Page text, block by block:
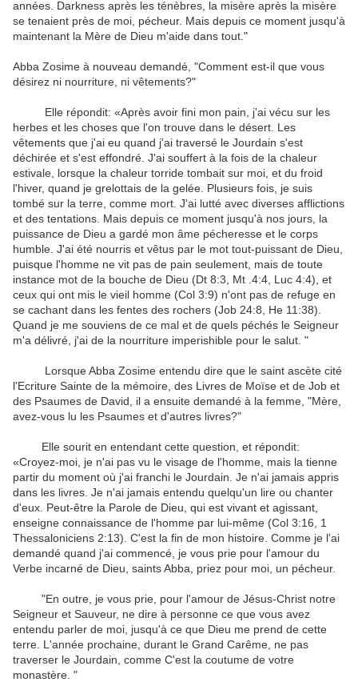
années. Darkness après les ténèbres, la misère après la misère
se tenaient près de moi, pécheur. Mais depuis ce moment jusqu'à
maintenant la Mère de Dieu m'aide dans tout."
Abba Zosime à nouveau demandé, "Comment est-il que vous
désirez ni nourriture, ni vêtements?"
Elle répondit: «Après avoir fini mon pain, j'ai vécu sur les
herbes et les choses que l'on trouve dans le désert. Les
vêtements que j'ai eu quand j'ai traversé le Jourdain s'est
déchirée et s'est effondré. J'ai souffert à la fois de la chaleur
estivale, lorsque la chaleur torride tombait sur moi, et du froid
l'hiver, quand je grelottais de la gelée. Plusieurs fois, je suis
tombé sur la terre, comme mort. J'ai lutté avec diverses afflictions
et des tentations. Mais depuis ce moment jusqu'à nos jours, la
puissance de Dieu a gardé mon âme pécheresse et le corps
humble. J'ai été nourris et vêtus par le mot tout-puissant de Dieu,
puisque l'homme ne vit pas de pain seulement, mais de toute
instance mot de la bouche de Dieu (Dt 8:3, Mt .4:4, Luc 4:4), et
ceux qui ont mis le vieil homme (Col 3:9) n'ont pas de refuge en
se cachant dans les fentes des rochers (Job 24:8, He 11:38).
Quand je me souviens de ce mal et de quels péchés le Seigneur
m'a délivré, j'ai de la nourriture imperishible pour le salut. "
Lorsque Abba Zosime entendu dire que le saint ascète cité
l'Ecriture Sainte de la mémoire, des Livres de Moïse et de Job et
des Psaumes de David, il a ensuite demandé à la femme, "Mère,
avez-vous lu les Psaumes et d'autres livres?"
Elle sourit en entendant cette question, et répondit:
«Croyez-moi, je n'ai pas vu le visage de l'homme, mais la tienne
partir du moment où j'ai franchi le Jourdain. Je n'ai jamais appris
dans les livres. Je n'ai jamais entendu quelqu'un lire ou chanter
d'eux. Peut-être la Parole de Dieu, qui est vivant et agissant,
enseigne connaissance de l'homme par lui-même (Col 3:16, 1
Thessaloniciens 2:13). C'est la fin de mon histoire. Comme je l'ai
demandé quand j'ai commencé, je vous prie pour l'amour du
Verbe incarné de Dieu, saints Abba, priez pour moi, un pécheur.
"En outre, je vous prie, pour l'amour de Jésus-Christ notre
Seigneur et Sauveur, ne dire à personne ce que vous avez
entendu parler de moi, jusqu'à ce que Dieu me prend de cette
terre. L'année prochaine, durant le Grand Carême, ne pas
traverser le Jourdain, comme C'est la coutume de votre
monastère. "